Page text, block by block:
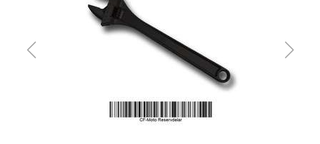
Reservdelar
Sprängskisser